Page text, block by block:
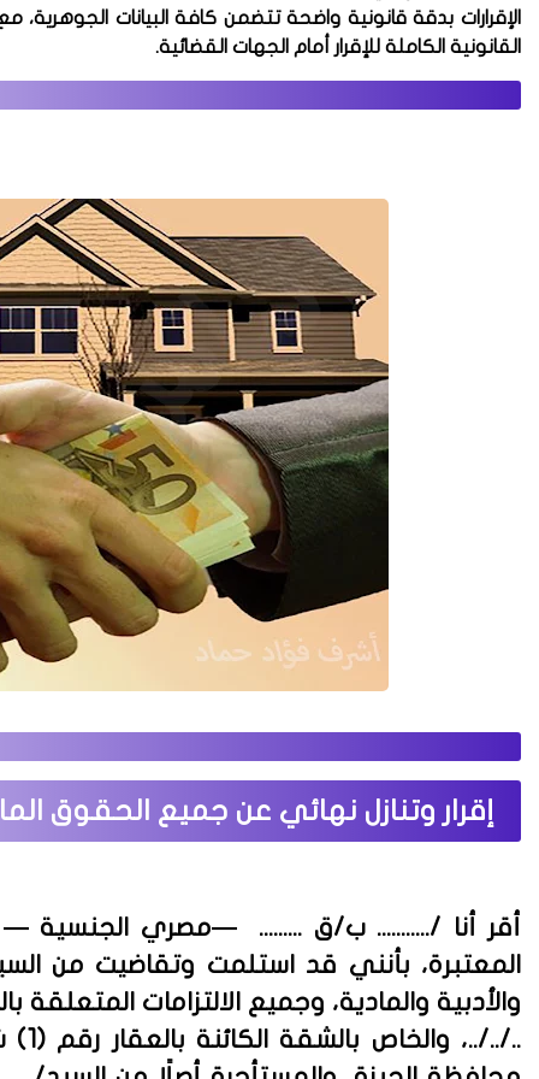
الإقرارات بدقة قانونية واضحة تتضمن كافة البيانات
القانونية الكاملة للإقرار أمام الجهات القضائية.
إقرار وتنازل نهائي عن جميع الحقوق
أقر أنا /........... ب/ق ......... —مصري الجنسية —
المعتبرة، بأنني قد استلمت وتقاضيت من
والأدبية والمادية، وجميع الالتزامات
../